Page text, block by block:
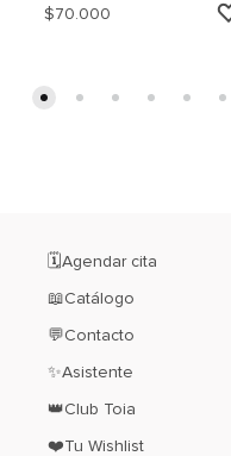
$70.000
🗓️Agendar cita
📖Catálogo
💬Contacto
✨Asistente
👑Club Toia
❤️Tu Wishlist